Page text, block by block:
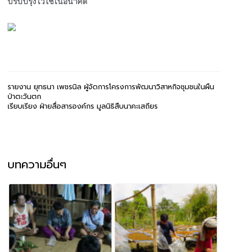
รายงาน ยุทธนา เพชรนิล ผู้จัดการโครงการพัฒนาวิสาหกิจชุมชนในผืน
ป่าตะวันตก
เรียบเรียง ฝ่ายสื่อสารองค์กร มูลนิธิสืบนาคะเสถียร
บทความอื่นๆ